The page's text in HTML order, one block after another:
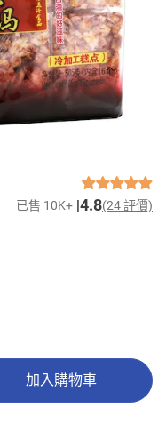
已售 10K+ 4.8(24 評價)
加入購物車